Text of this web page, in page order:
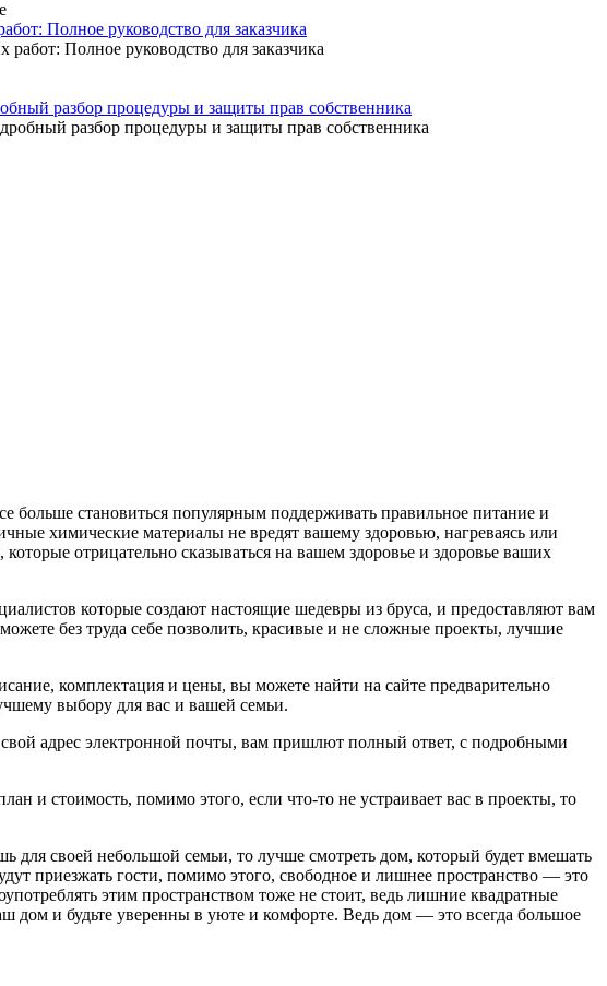
Полное руководство для заказчика
разбор процедуры и защиты прав собственника
больше становиться популярным поддерживать правильное питание и
химические материалы не вредят вашему здоровью, нагреваясь или
отрицательно сказываться на вашем здоровье и здоровье ваших
которые создают настоящие шедевры из бруса, и предоставляют вам
без труда себе позволить, красивые и не сложные проекты, лучшие
комплектация и цены, вы можете найти на сайте предварительно
выбору для вас и вашей семьи.
адрес электронной почты, вам пришлют полный ответ, с подробными
и стоимость, помимо этого, если что-то не устраивает вас в проекты, то
для своей небольшой семьи, то лучше смотреть дом, который будет вмешать
приезжать гости, помимо этого, свободное и лишнее пространство — это
этим пространством тоже не стоит, ведь лишние квадратные
дом и будьте уверенны в уюте и комфорте. Ведь дом — это всегда большое